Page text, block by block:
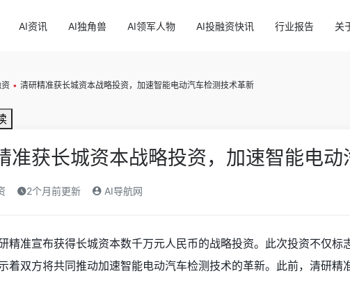
AI资讯 AI独角兽 AI领军人物 AI投融资快讯 行业报告 关
• 清研精准获长城资本战略投资，加速智能电动汽车检测技术革新
准获长城资本战略投资，加速智能电
2个月前更新 AI导航网
精准宣布获得长城资本数千万元人民币的战略投资。此次投资不仅
着双方将共同推动加速智能电动汽车检测技术的革新。此前，清研